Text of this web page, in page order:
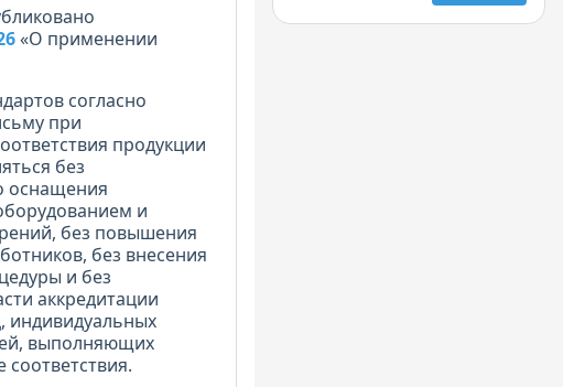
«О применении
согласно
при
продукции
без
оснащения
и
без повышения
без внесения
и без
аккредитации
индивидуальных
выполняющих